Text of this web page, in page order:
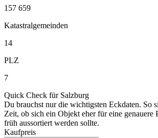
157 659
Katastralgemeinden
14
PLZ
7
Quick Check für Salzburg
Du brauchst nur die wichtigsten Eckdaten. So
Zeit, ob sich ein Objekt eher für eine genauere
früh aussortiert werden sollte.
Kaufpreis